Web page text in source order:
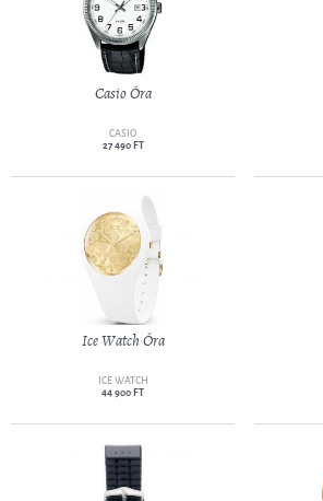
Casio Óra
CASIO
27 490 FT
Ice Watch Óra
ICE WATCH
44 900 FT